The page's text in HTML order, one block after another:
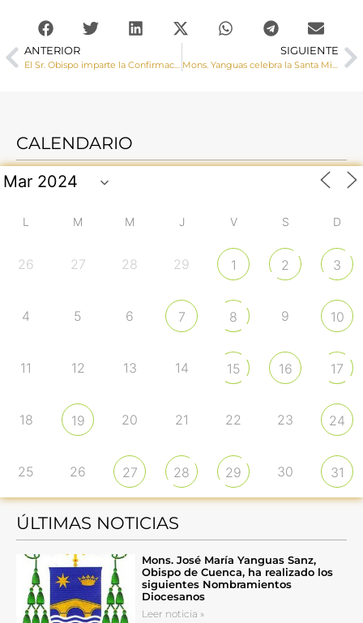
ANTERIOR
El Sr. Obispo imparte la Confirmación a un grupo de jóvenes de la parroquia de La Paz
SIGUIENTE
Mons. Yanguas celebra la Santa Misa con las reliquias de Santa Bernardita
CALENDARIO
L M M J V S D
26 27 28 29 1 2 3
4 5 6 7 8 9 10
11 12 13 14 15 16 17
18 19 20 21 22 23 24
25 26 27 28 29 30 31
ÚLTIMAS NOTICIAS
Mons. José María Yanguas Sanz,
Obispo de Cuenca, ha realizado los
siguientes Nombramientos
Diocesanos
Leer noticia »